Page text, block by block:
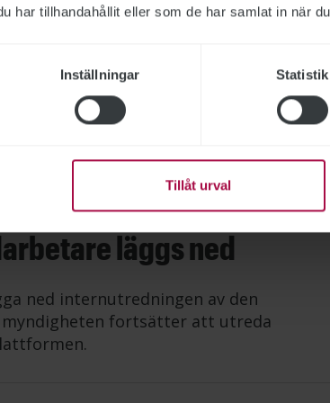
har tillhandahållit eller som de har samlat in när
Inställningar Statistik
Tillåt urval
slutar
med it-direktör Krister
som Arbetsförmedlingen gjort till
läggs ned
ned internutredningen av den
fortsätter att utreda